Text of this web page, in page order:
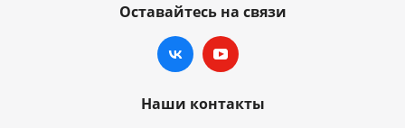
Оставайтесь на связи
Наши контакты